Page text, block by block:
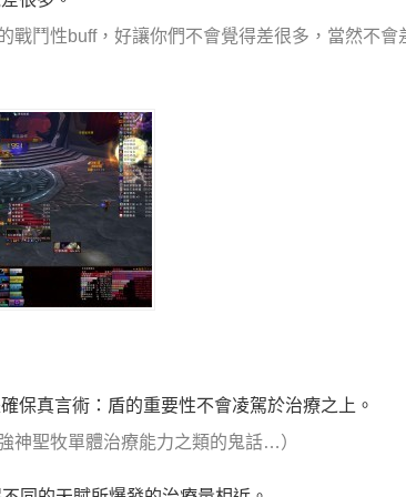
戰鬥性buff，好讓你們不會覺得差很多，當然不會
保真言術：盾的重要性不會凌駕於治療之上。
神聖牧單體治療能力之類的鬼話…）